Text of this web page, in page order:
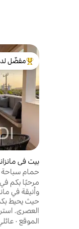
من أبرز
مفضّل
بيت في
حمام سباحة
على السطح
مرحبًا بكم
وأنيقة في
حيث يحيط
الموقع ·